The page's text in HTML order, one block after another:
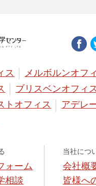
ス
メルボルンオフ
ブリスベンオフィス
トオフィス
アデレ
ォーム
相談
当社につ
会社概
皆様へ